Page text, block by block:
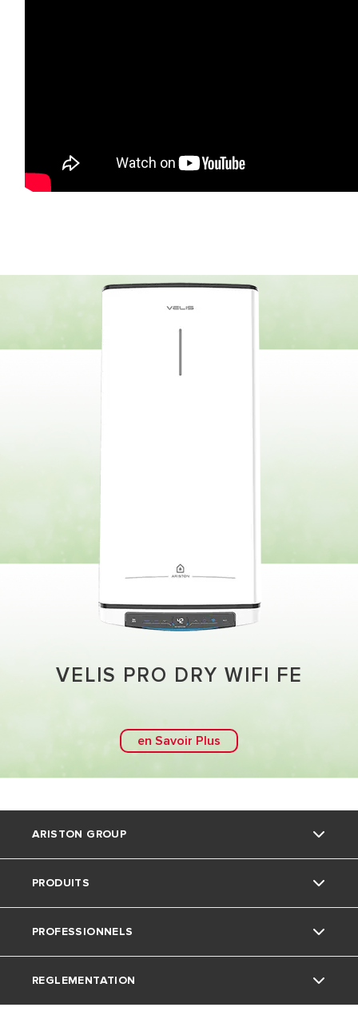
VELIS PRO DRY WIFI FE
en Savoir Plus
ARISTON GROUP
La marque Ariston
Le Groupe
Nous rejoindre
PRODUITS
Chauffe-eau
Chauffe-eau thermodynamique
PROFESSIONNELS
Assistance technique
REGLEMENTATION